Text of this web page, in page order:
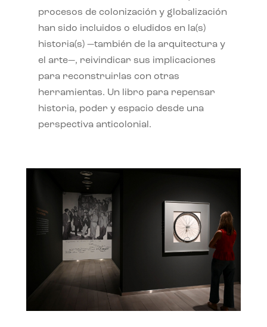
procesos de colonización y globalización
han sido incluidos o eludidos en la(s)
historia(s) —también de la arquitectura y
el arte—, reivindicar sus implicaciones
para reconstruirlas con otras
herramientas. Un libro para repensar
historia, poder y espacio desde una
perspectiva anticolonial.